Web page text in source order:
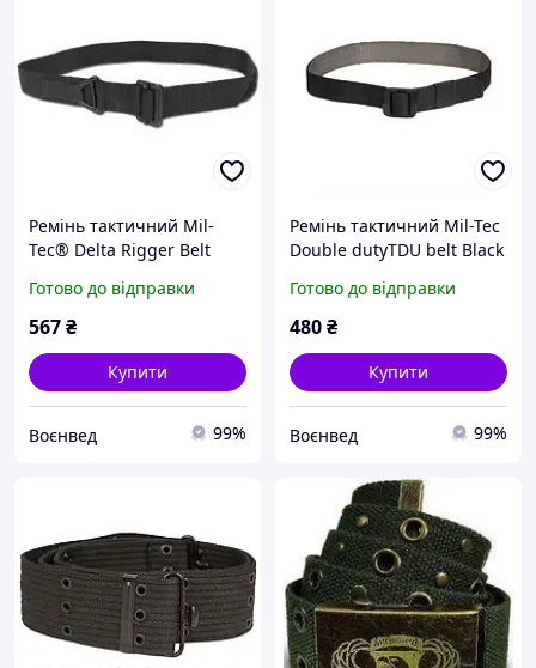
Ремінь тактичний Mil-
Tec® Delta Rigger Belt
Готово до відправки
567₴
Купити
Воєнвед 99%
Ремінь тактичний Mil-Tec
Double dutyTDU belt Black
Готово до відправки
480₴
Купити
Воєнвед 99%